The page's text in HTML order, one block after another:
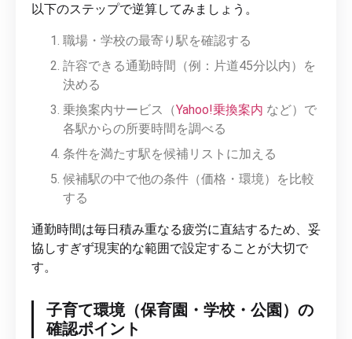
以下のステップで逆算してみましょう。
職場・学校の最寄り駅を確認する
許容できる通勤時間（例：片道45分以内）を
決める
乗換案内サービス（Yahoo!乗換案内 など）で
各駅からの所要時間を調べる
条件を満たす駅を候補リストに加える
候補駅の中で他の条件（価格・環境）を比較
する
通勤時間は毎日積み重なる疲労に直結するため、妥
協しすぎず現実的な範囲で設定することが大切で
す。
子育て環境（保育園・学校・公園）の
確認ポイント